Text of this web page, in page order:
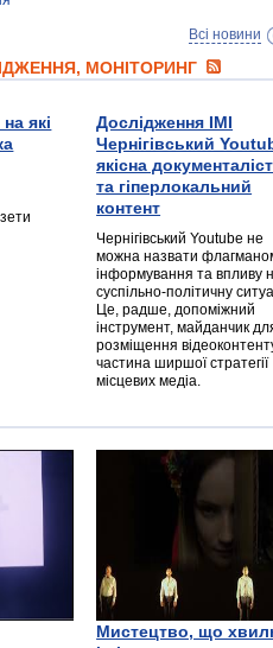
Всі новини
МОНІТОРИНГ
які
Дослідження ІМІ
Чернігівський
якісна
та гіперлокальний
контент
Чернігівський Youtube не
можна назвати
інформування та впливу
суспільно-політичну
Це, радше, допоміжний
інструмент, майданчик
розміщення
частина ширшої стратегії
місцевих медіа.
Мистецтво, що